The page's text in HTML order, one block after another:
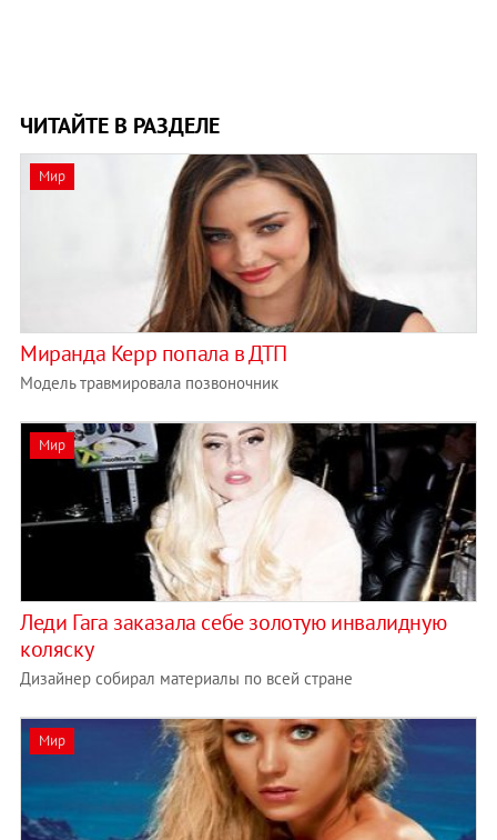
ЧИТАЙТЕ В РАЗДЕЛЕ
Мир
Миранда Керр попала в ДТП
Модель травмировала позвоночник
Мир
Леди Гага заказала себе золотую инвалидную
коляску
Дизайнер собирал материалы по всей стране
Мир